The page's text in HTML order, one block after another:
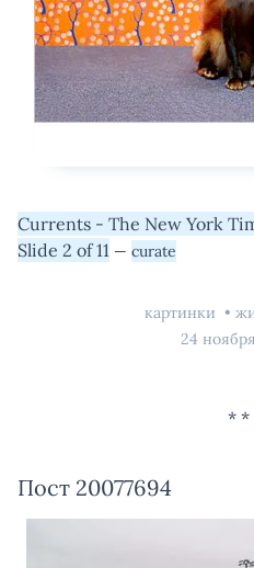
Currents - The New York
Slide 2 of 11 — curate
картинки
24
Пост 20077694